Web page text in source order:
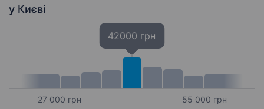
у Києві
27 000 грн
42000 грн
55 000 грн